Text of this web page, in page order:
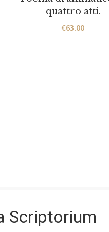
quattro atti.
€63.00
Scriptorium